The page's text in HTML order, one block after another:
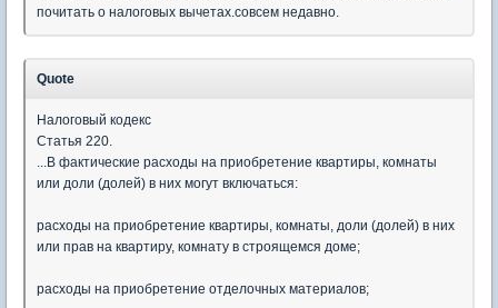
почитать о налоговых вычетах.совсем недавно.
Quote
Налоговый кодекс
Статья 220.
...В фактические расходы на приобретение квартиры, комнаты
или доли (долей) в них могут включаться:
расходы на приобретение квартиры, комнаты, доли (долей) в них
или прав на квартиру, комнату в строящемся доме;
расходы на приобретение отделочных материалов;